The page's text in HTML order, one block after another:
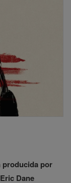
producida por
Dane